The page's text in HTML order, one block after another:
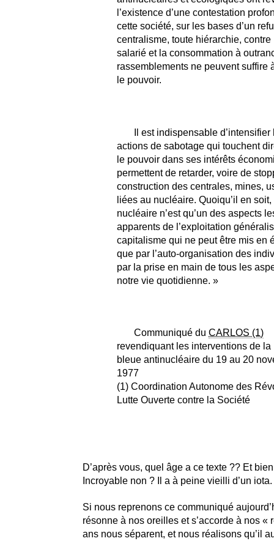
l’existence d’une contestation
cette société, sur les bases d’un
centralisme, toute hiérarchie, contre
salarié et la consommation à
rassemblements ne peuvent suffire
le pouvoir.
Il est indispensable d’intensifier
actions de sabotage qui touchent
le pouvoir dans ses intérêts
permettent de retarder, voire de
construction des centrales, mines,
liées au nucléaire. Quoiqu’il en soit,
nucléaire n’est qu’un des aspects
apparents de l’exploitation
capitalisme qui ne peut être mis en
que par l’auto-organisation des
par la prise en main de tous les
notre vie quotidienne. »
Communiqué duCARLOS (1)
revendiquant les interventions de la
bleue antinucléaire du 19 au 20
1977
(1) Coordination Autonome des
Lutte Ouverte contre la Société
D’après vous, quel âge a ce texte ?? Et
Incroyable non ? Il a à peine vieilli d’un iota.
Si nous reprenons ce communiqué
résonne à nos oreilles et s’accorde à nos «
ans nous séparent, et nous réalisons qu’il